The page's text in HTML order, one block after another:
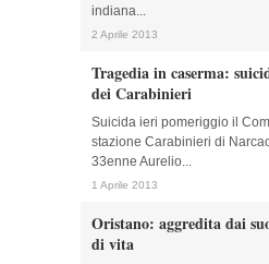
indiana...
2 Aprile 2013
Tragedia in caserma:
dei Carabinieri
Suicida ieri pomeriggio il
stazione Carabinieri di
33enne Aurelio...
1 Aprile 2013
Oristano: aggredita dai
di vita